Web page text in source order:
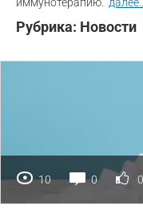
Рубрика: Новости
10 0 0